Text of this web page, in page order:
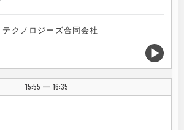
テクノロジーズ合同会社
15:55 | 16:35